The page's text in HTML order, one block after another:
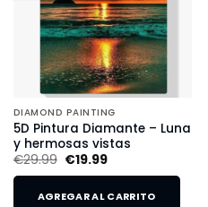
DIAMOND PAINTING
5D Pintura Diamante – Luna
y hermosas vistas
€29.99 €19.99
AGREGAR AL CARRITO